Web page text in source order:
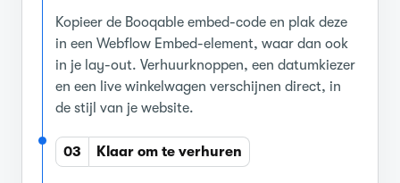
Kopieer de Booqable embed-code en plak deze
in een Webflow Embed-element, waar dan ook
in je lay-out. Verhuurknoppen, een datumkiezer
en een live winkelwagen verschijnen direct, in
de stijl van je website.
03 Klaar om te verhuren